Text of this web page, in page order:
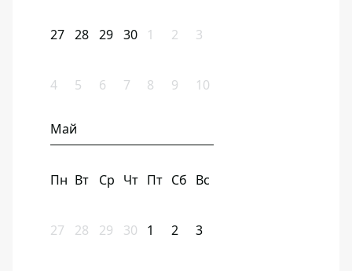
27 28 29 30 1 2 3
4 5 6 7 8 9 10
Май
Пн Вт Ср Чт Пт Сб Вс
27 28 29 30 1 2 3